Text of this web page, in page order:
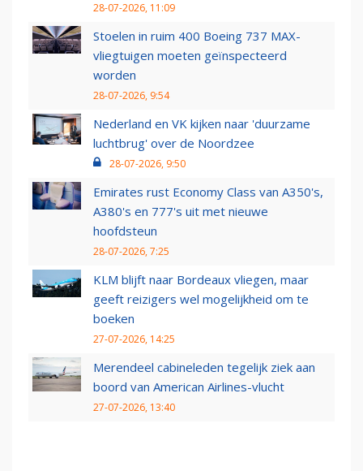
28-07-2026, 11:09
Stoelen in ruim 400 Boeing 737 MAX-
vliegtuigen moeten geïnspecteerd
worden
28-07-2026, 9:54
Nederland en VK kijken naar 'duurzame
luchtbrug' over de Noordzee
28-07-2026, 9:50
Emirates rust Economy Class van A350's,
A380's en 777's uit met nieuwe
hoofdsteun
28-07-2026, 7:25
KLM blijft naar Bordeaux vliegen, maar
geeft reizigers wel mogelijkheid om te
boeken
27-07-2026, 14:25
Merendeel cabineleden tegelijk ziek aan
boord van American Airlines-vlucht
27-07-2026, 13:40